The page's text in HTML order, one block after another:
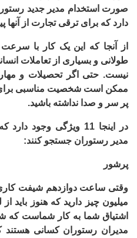
صورت استخدام مدیر جدید
دارد که برای ترقی تجارت از آنها
از آنجا که این یک کار با
طولانی و بسیاری از تعاملات
نیست. حتی اگر تحصیلات و
ممکن است شخصیت مناسبی
پر سر و صدا نداشته باشید.
در اینجا 11 ویژگی
مدیر رستوران جستجو کنند:
پرشور
وقتی ساعت دوازدهم شیفت
میلیون چیز دارید که هنوز باید
اشتیاق شما به کار شماست که
مدیران رستوران کسانی هستند